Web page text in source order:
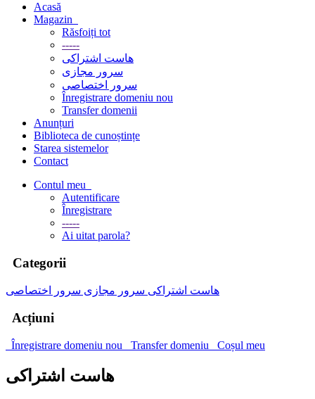
Acasă
Magazin
Răsfoiți tot
-----
هاست اشتراکی
سرور مجازی
سرور اختصاصی
Înregistrare domeniu nou
Transfer domenii
Anunțuri
Biblioteca de cunoștințe
Starea sistemelor
Contact
Contul meu
Autentificare
Înregistrare
-----
Ai uitat parola?
Categorii
هاست اشتراکی سرور مجازی سرور اختصاصی
Acțiuni
Înregistrare domeniu nou Transfer domeniu Coșul meu
هاست اشتراکی